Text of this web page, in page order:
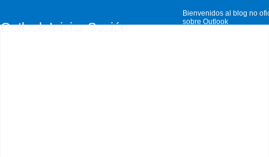
Bienvenidos al blog no
sobre Outlook
Outlook Iniciar Sesión